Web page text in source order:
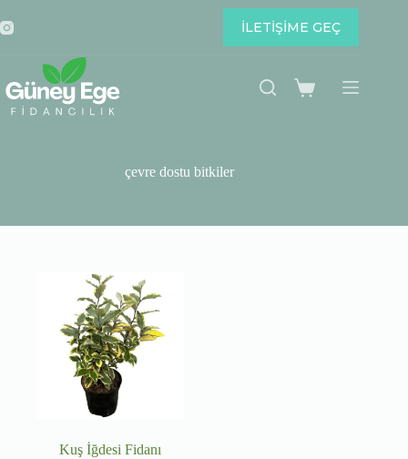
to
content
İLETİŞİME GEÇ
Shopping
çevre dostu bitkiler
Kuş İğdesi Fidanı